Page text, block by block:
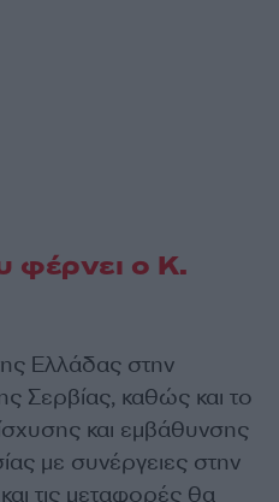
φέρνει ο Κ.
Ελλάδας στην
Σερβίας, καθώς και το
και εμβάθυνσης
με συνέργειες στην
τις μεταφορές θα